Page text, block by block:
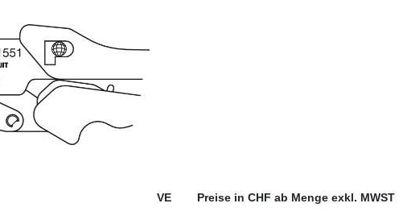
VE Preise in CHF ab Menge exkl. MWST